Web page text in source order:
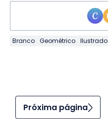
Branco Geométrico Ilustrado
Próxima página